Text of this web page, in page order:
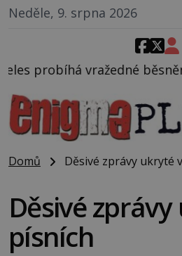
Neděle, 9. srpna 2026
satanistického
Domů Děsivé zprávy ukryté
Děsivé
písních